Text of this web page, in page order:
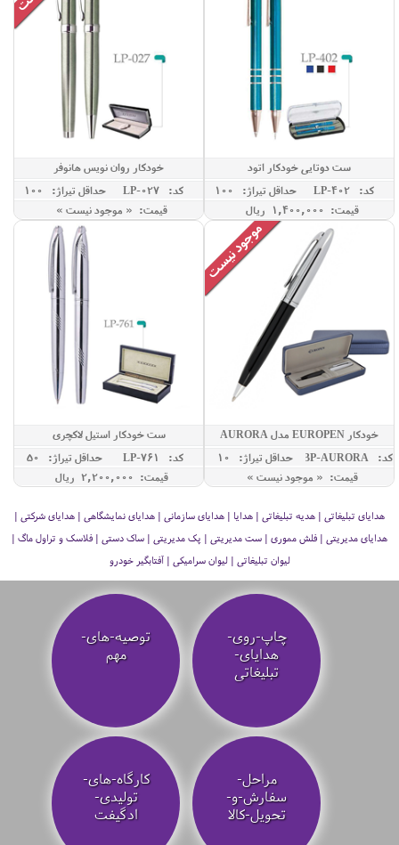
ست دوتایی خودکار اتود
کد: LP-402
حداقل تيراژ: 100
قیمت: 1,400,000 ريال
خودکار روان نویس هانوفر
کد: LP-027
حداقل تيراژ: 100
قیمت: « موجود نیست »
خودکار EUROPEN مدل AURORA
کد: GBP-AURORA
حداقل تيراژ: 10
قیمت: « موجود نیست »
ست خودکار استیل لاکچری
کد: LP-761
حداقل تيراژ: 50
قیمت: 2,200,000 ريال
هدایای تبلیغاتی | هدیه تبلیغاتی | هدایا | هدایای سازمانی | هدایای نمایشگاهی | هدایای شرکتی |
هدایای مدیریتی | فلش مموری | ست مدیریتی | پک مدیریتی | ساک دستی | فلاسک و تراول ماگ |
لیوان تبلیغاتی | لیوان سرامیکی | آفتابگیر خودرو
چاپ-روی-
هدایای-
تبلیغاتی
توصیه‌-های-
مهم
مراحل-
سفارش-و-
تحویل-کالا
کارگاه-های-
تولیدی-
ادگیفت